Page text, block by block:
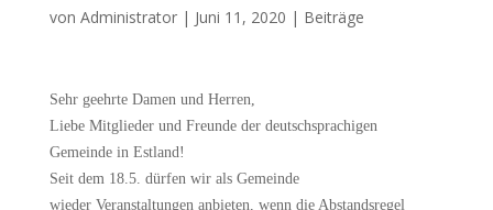
von Administrator| Juni 11, 2020 | Beiträge
Sehr geehrte Damen und Herren,
Liebe Mitglieder und Freunde der deutschsprachigen
Gemeinde in Estland!
Seit dem 18.5. dürfen wir als Gemeinde
wieder Veranstaltungen anbieten, wenn die Abstandsregel